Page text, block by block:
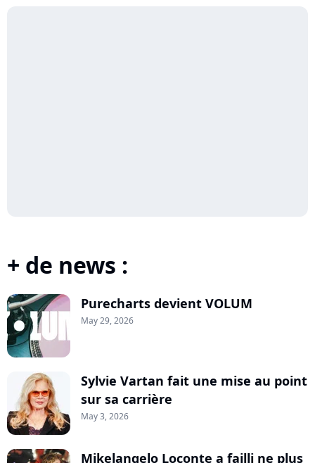
+ de news :
Purecharts devient VOLUM
May 29, 2026
Sylvie Vartan fait une mise au point
sur sa carrière
May 3, 2026
Mikelangelo Loconte a failli ne plus